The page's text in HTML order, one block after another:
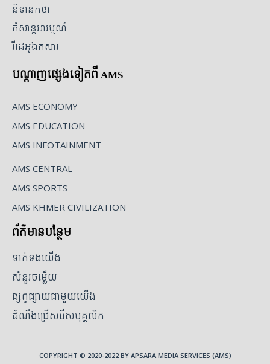
និទានកថា
កំសាន្តអារម្មណ៍
វីដេអូឯកសារ
បណ្ដាញផ្សេងទៀតពី AMS
AMS ECONOMY
AMS EDUCATION
AMS INFOTAINMENT
AMS CENTRAL
AMS SPORTS
AMS KHMER CIVILIZATION
ព័ត៌មានបន្ថែម
ទាក់ទងយើង
សំនួរចម្លើយ
ផ្សព្វផ្សាយជាមួយយើង
ដំណឹងជ្រើសរើសបុគ្គលិក
COPYRIGHT © 2020-2022 BY APSARA MEDIA SERVICES (AMS)